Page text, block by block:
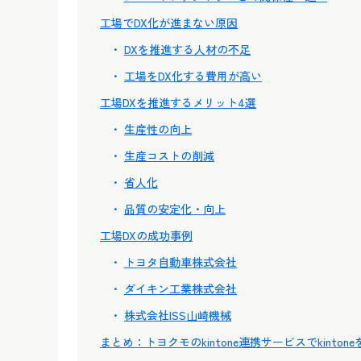
工場でDX化が進まない原因
DXを推進する人材の不足
工場をDX化する費用が高い
工場DXを推進するメリット4選
生産性の向上
生産コストの削減
省人化
品質の安定化・向上
工場DXの成功事例
トヨタ自動車株式会社
ダイキン工業株式会社
株式会社ISS山崎機械
まとめ：トヨクモのkintone連携サービスでkintone